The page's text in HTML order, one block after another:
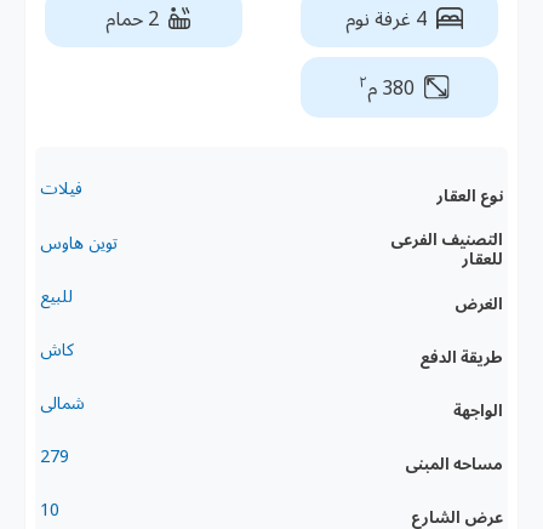
4 غرفة نوم 2 حمام
380 م ٢
نوع العقار فيلات
التصنيف الفرعى
للعقار
توين هاوس
الغرض للبيع
طريقة الدفع كاش
الواجهة شمالى
مساحه المبنى 279
عرض الشارع 10